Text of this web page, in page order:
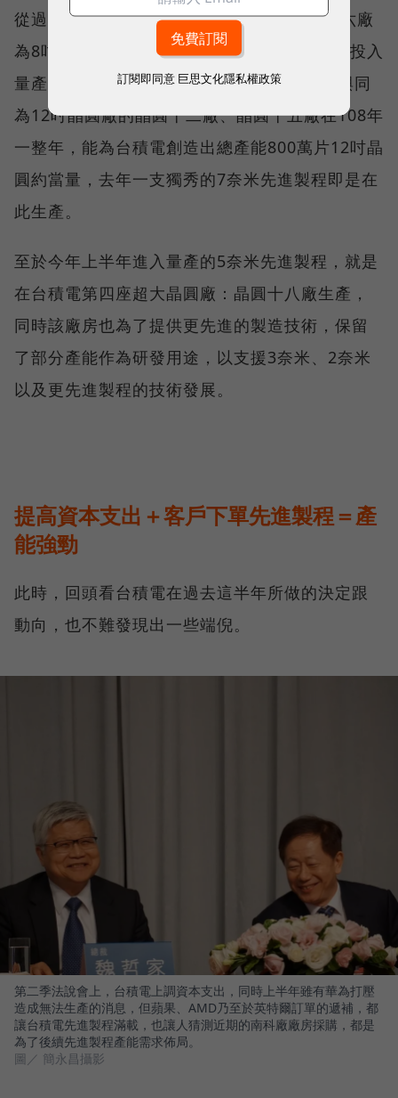
從過去揭露的資料顯示，2000年啟用的晶圓六廠
為8吋晶圓廠，主要生產成熟製程；而2004年投入
量產的晶圓十四廠，則是一座12吋晶圓廠，與同
為12吋晶圓廠的晶圓十二廠、晶圓十五廠在108年
一整年，能為台積電創造出總產能800萬片12吋晶
圓約當量，去年一支獨秀的7奈米先進製程即是在
此生產。
至於今年上半年進入量產的5奈米先進製程，就是
在台積電第四座超大晶圓廠：晶圓十八廠生產，
同時該廠房也為了提供更先進的製造技術，保留
了部分產能作為研發用途，以支援3奈米、2奈米
以及更先進製程的技術發展。
提高資本支出＋客戶下單先進製程＝產
能強勁
此時，回頭看台積電在過去這半年所做的決定跟
動向，也不難發現出一些端倪。
第二季法說會上，台積電上調資本支出，同時上半年雖有華為打壓
造成無法生產的消息，但蘋果、AMD乃至於英特爾訂單的遞補，都
讓台積電先進製程滿載，也讓人猜測近期的南科廠廠房採購，都是
為了後續先進製程產能需求佈局。
圖／ 簡永昌攝影
訂閱即同意 巨思文化隱私權政策